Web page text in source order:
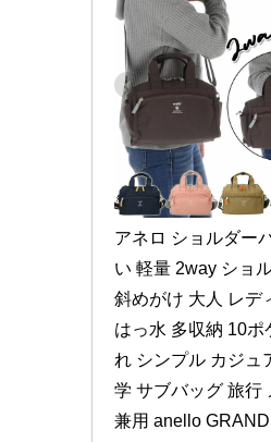
アネロ ショルダー
い 軽量 2way ショ
斜めがけ 大人 レデ
はっ水 多収納 10ポ
れ シンプル カジュ
学 サブバッグ 旅行
兼用 anello